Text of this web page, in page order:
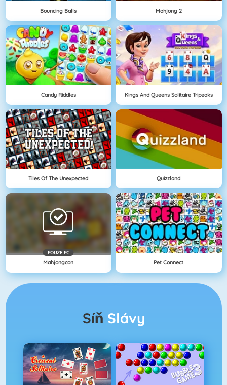
Bouncing Balls Mahjong 2
Candy Riddles Kings And Queens Solitaire Tripeaks
Tiles Of The Unexpected Quizzland
POUZE PC
Mahjongcon Pet Connect
Síň Slávy